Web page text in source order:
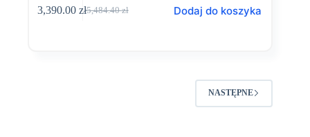
5,484.40zł
Pierwotna
3,390.00 złAktualna
Dodaj do koszyka
NASTĘPNE